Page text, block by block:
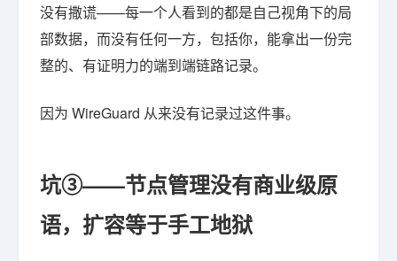
没有撒谎——每一个人看到的都是自己视角下的局
部数据，而没有任何一方，包括你，能拿出一份完
整的、有证明力的端到端链路记录。
因为 WireGuard 从来没有记录过这件事。
坑③——节点管理没有商业级原
语，扩容等于手工地狱